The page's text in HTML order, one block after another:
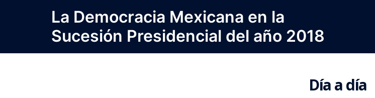
La Democracia Mexicana en la
Sucesión Presidencial del año 2018
Día a día